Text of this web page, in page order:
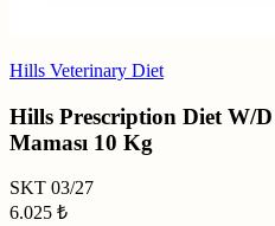
Hills Veterinary Diet
Hills Prescription Diet W/
Maması 10 Kg
SKT 03/27
6.025 ₺